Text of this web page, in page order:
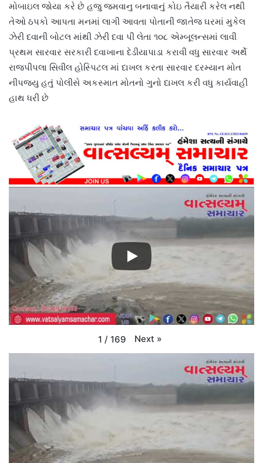
મોબાઇલ જોયા કરે છે હજુ જમવાનુ બનાવાનું કોઇ તૈયારી કરેલ નથી
તેઓ ઠપકો આપતા મનમાં લાગી આવતા પોતાની જાતેજ ઘરમાં મુકેલ
ઝેરી દવાની બોટલ માંથી ઝેરી દવા પી લેતા ૧૦૮ એમ્બૂલન્સમાં લાવી
પ્રથમ સારવાર સરકારી દવાખાના દેડીયાપાડા કરાવી વધુ સારવાર અર્થે
રાજપીપલા સિવીલ હોસ્પિટલ માં દાખલ કરતા સારવાર દરમ્યાન મોત
નીપજ્યુ હતું પોલીસે અકસ્માત મોતનો ગુનો દાખલ કરી વધુ કાર્યવાહી
હાથ ધરી છે
1 / 169 Next »